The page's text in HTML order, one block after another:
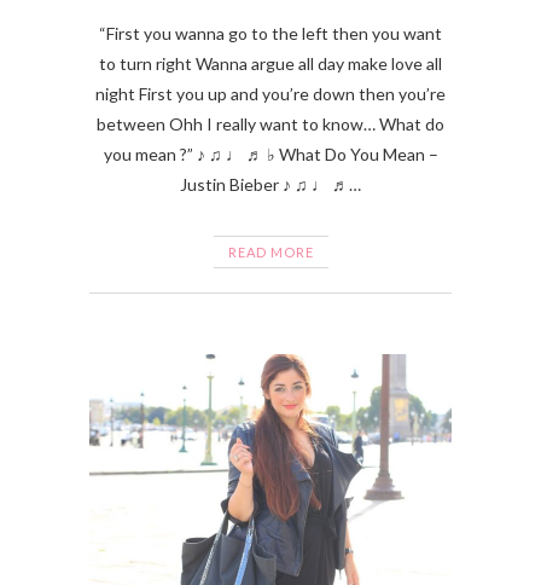
“First you wanna go to the left then you want
to turn right Wanna argue all day make love all
night First you up and you’re down then you’re
between Ohh I really want to know… What do
you mean ?” ♪ ♫ ♩ ♬ ♭ What Do You Mean –
Justin Bieber ♪ ♫ ♩ ♬…
READ MORE